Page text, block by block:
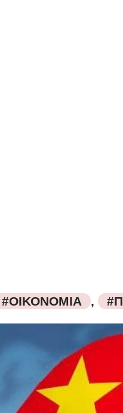
#ΟΙΚΟΝΟΜΙΑ ,